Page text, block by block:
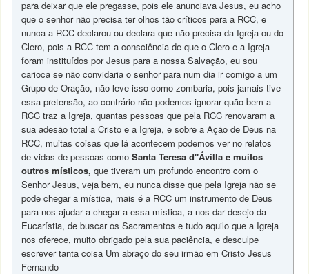
para deixar que ele pregasse, pois ele anunciava Jesus, eu acho
que o senhor não precisa ter olhos tão críticos para a RCC, e
nunca a RCC declarou ou declara que não precisa da Igreja ou do
Clero, pois a RCC tem a consciência de que o Clero e a Igreja
foram instituídos por Jesus para a nossa Salvação, eu sou
carioca se não convidaria o senhor para num dia ir comigo a um
Grupo de Oração, não leve isso como zombaria, pois jamais tive
essa pretensão, ao contrário não podemos ignorar quão bem a
RCC traz a Igreja, quantas pessoas que pela RCC renovaram a
sua adesão total a Cristo e a Igreja, e sobre a Ação de Deus na
RCC, muitas coisas que lá acontecem podemos ver no relatos
de vidas de pessoas como Santa Teresa d"Ávilla e muitos
outros místicos,que tiveram um profundo encontro com o
Senhor Jesus, veja bem, eu nunca disse que pela Igreja não se
pode chegar a mística, mais é a RCC um instrumento de Deus
para nos ajudar a chegar a essa mística, a nos dar desejo da
Eucarístia, de buscar os Sacramentos e tudo aquilo que a Igreja
nos oferece, muito obrigado pela sua paciência, e desculpe
escrever tanta coisa Um abraço do seu irmão em Cristo Jesus
Fernando